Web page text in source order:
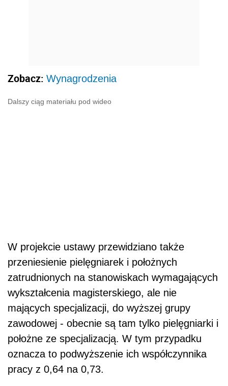
Zobacz: Wynagrodzenia
Dalszy ciąg materiału pod wideo
W projekcie ustawy przewidziano także
przeniesienie pielęgniarek i położnych
zatrudnionych na stanowiskach wymagających
wykształcenia magisterskiego, ale nie
mających specjalizacji, do wyższej grupy
zawodowej - obecnie są tam tylko pielęgniarki i
położne ze specjalizacją. W tym przypadku
oznacza to podwyższenie ich współczynnika
pracy z 0,64 na 0,73.